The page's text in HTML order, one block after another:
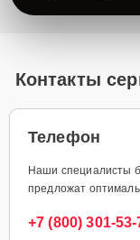
Контакты
Телефон
Наши специалисты
предложат
+7 (800) 301-53-